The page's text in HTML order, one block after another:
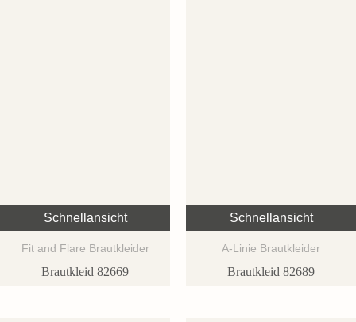
Schnellansicht
Fit and Flare Brautkleider
Brautkleid 82669
Schnellansicht
A-Linie Brautkleider
Brautkleid 82689